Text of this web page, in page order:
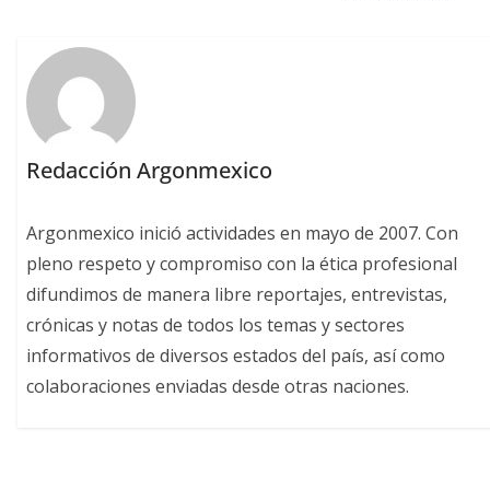
Redacción Argonmexico
Argonmexico inició actividades en mayo de 2007. Con
pleno respeto y compromiso con la ética profesional
difundimos de manera libre reportajes, entrevistas,
crónicas y notas de todos los temas y sectores
informativos de diversos estados del país, así como
colaboraciones enviadas desde otras naciones.